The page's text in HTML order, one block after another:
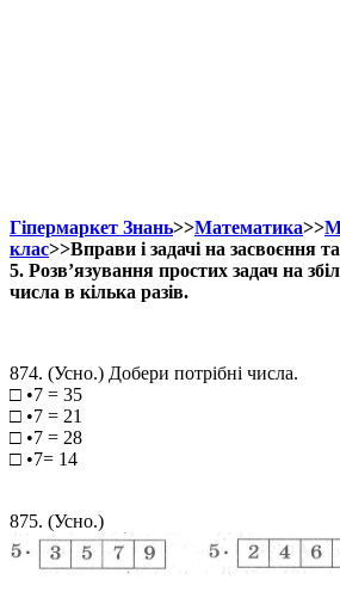
Гіпермаркет Знань>>Математика>>
клас>>Вправи і задачі на засвоєння
5. Розв’язування простих задач на
числа в кілька разів.
874. (Усно.) Добери потрібні числа.
□ •7 = 35
□ •7 = 21
□ •7 = 28
□ •7= 14
875. (Усно.)